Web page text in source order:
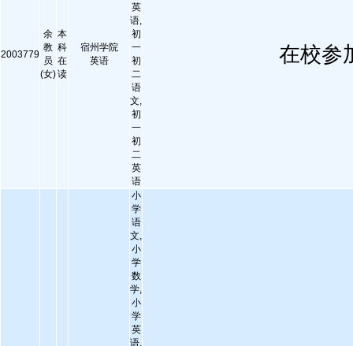
2003779
余
教
员
(女)
本
科
在
读
宿州学院
英语
英
语,
初
一
初
二
语
文,
初
一
初
二
英
语
在校参
小
学
语
文,
小
学
数
学,
小
学
英
语,